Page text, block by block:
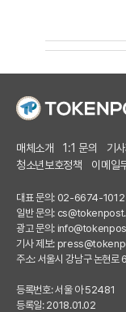
매체소개 1:1 문의 기
청소년보호정책
이메일
대표 문의: 02-6674-1012
일반 문의:
광고 문의:
기사 제보:
주소: 서울시 강남구 논현
등록번호: 서울 아 52481
등록일: 2018.01.02